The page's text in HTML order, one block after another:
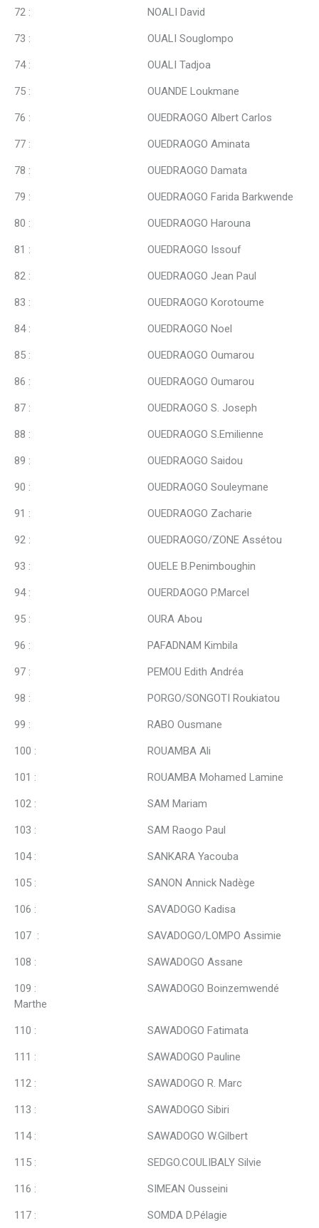
72 : NOALI David
73 : OUALI Souglompo
74 : OUALI Tadjoa
75 : OUANDE Loukmane
76 : OUEDRAOGO Albert Carlos
77 : OUEDRAOGO Aminata
78 : OUEDRAOGO Damata
79 : OUEDRAOGO Farida Barkwende
80 : OUEDRAOGO Harouna
81 : OUEDRAOGO Issouf
82 : OUEDRAOGO Jean Paul
83 : OUEDRAOGO Korotoume
84 : OUEDRAOGO Noel
85 : OUEDRAOGO Oumarou
86 : OUEDRAOGO Oumarou
87 : OUEDRAOGO S. Joseph
88 : OUEDRAOGO S.Emilienne
89 : OUEDRAOGO Saidou
90 : OUEDRAOGO Souleymane
91 : OUEDRAOGO Zacharie
92 : OUEDRAOGO/ZONE Assétou
93 : OUELE B.Penimboughin
94 : OUERDAOGO P.Marcel
95 : OURA Abou
96 : PAFADNAM Kimbila
97 : PEMOU Edith Andréa
98 : PORGO/SONGOTI Roukiatou
99 : RABO Ousmane
100 : ROUAMBA Ali
101 : ROUAMBA Mohamed Lamine
102 : SAM Mariam
103 : SAM Raogo Paul
104 : SANKARA Yacouba
105 : SANON Annick Nadège
106 : SAVADOGO Kadisa
107 : SAVADOGO/LOMPO Assimie
108 : SAWADOGO Assane
109 : SAWADOGO Boinzemwendé
Marthe
110 : SAWADOGO Fatimata
111 : SAWADOGO Pauline
112 : SAWADOGO R. Marc
113 : SAWADOGO Sibiri
114 : SAWADOGO W.Gilbert
115 : SEDGO.COULIBALY Silvie
116 : SIMEAN Ousseini
117 : SOMDA D.Pélagie